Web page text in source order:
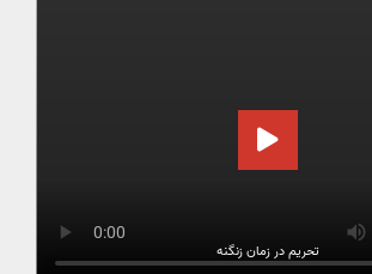
تحریم در زمان زنگنه